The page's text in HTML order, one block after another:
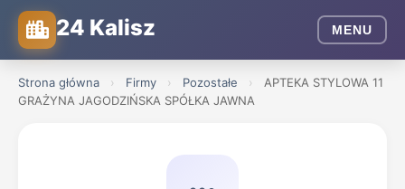
24 Kalisz MENU
Strona główna › Firmy › Pozostałe ›
APTEKA STYLOWA 11
GRAŻYNA JAGODZIŃSKA SPÓŁKA JAWNA